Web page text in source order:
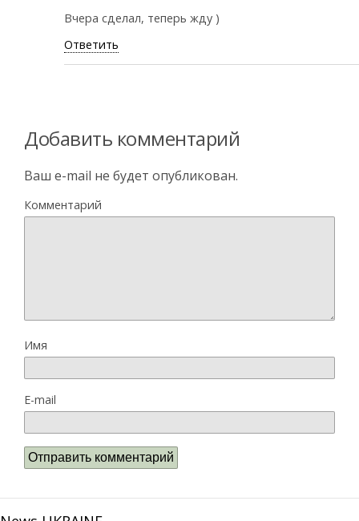
Вчера сделал, теперь жду )
Ответить
Добавить комментарий
Ваш e-mail не будет опубликован.
Комментарий
Имя
E-mail